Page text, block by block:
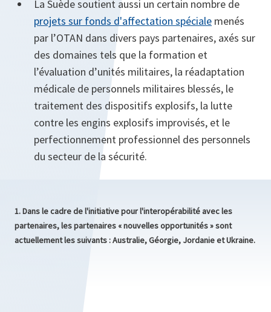
La Suède soutient aussi un certain nombre de
projets sur fonds d'affectation spéciale menés
par l’OTAN dans divers pays partenaires, axés sur
des domaines tels que la formation et
l’évaluation d’unités militaires, la réadaptation
médicale de personnels militaires blessés, le
traitement des dispositifs explosifs, la lutte
contre les engins explosifs improvisés, et le
perfectionnement professionnel des personnels
du secteur de la sécurité.
1. Dans le cadre del'initiative pour l'interopérabilité avec les
partenaires, les partenaires « nouvelles opportunités » sont
actuellement les suivants : Australie, Géorgie, Jordanie et Ukraine.